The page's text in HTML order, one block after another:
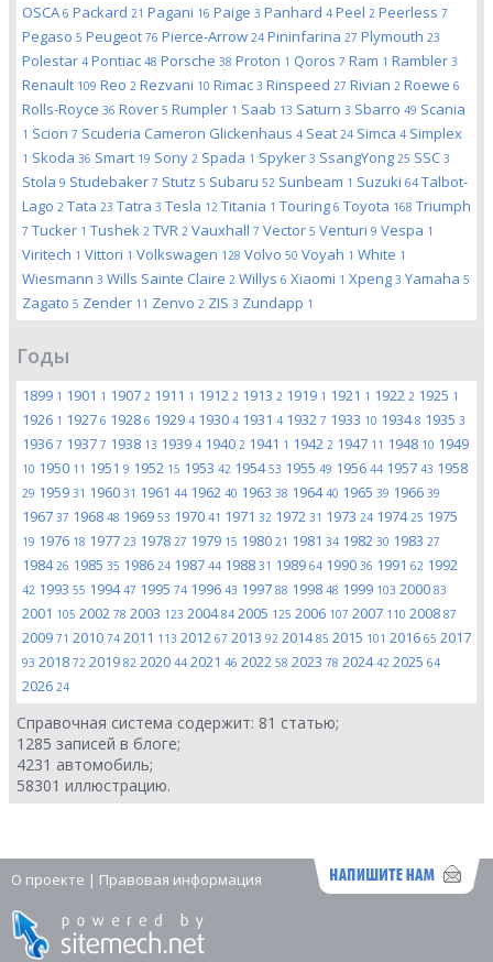
OSCA 6 Packard 21 Pagani 16 Paige 3 Panhard 4 Peel 2 Peerless 7
Pegaso 5 Peugeot 76 Pierce-Arrow 24 Pininfarina 27 Plymouth 23
Polestar 4 Pontiac 48 Porsche 38 Proton 1 Qoros 7 Ram 1 Rambler 3
Renault 109 Reo 2 Rezvani 10 Rimac 3 Rinspeed 27 Rivian 2 Roewe 6
Rolls-Royce 36 Rover 5 Rumpler 1 Saab 13 Saturn 3 Sbarro 49 Scania
1 Scion 7 Scuderia Cameron Glickenhaus 4 Seat 24 Simca 4 Simplex
1 Skoda 36 Smart 19 Sony 2 Spada 1 Spyker 3 SsangYong 25 SSC 3
Stola 9 Studebaker 7 Stutz 5 Subaru 52 Sunbeam 1 Suzuki 64 Talbot-
Lago 2 Tata 23 Tatra 3 Tesla 12 Titania 1 Touring 6 Toyota 168 Triumph
7 Tucker 1 Tushek 2 TVR 2 Vauxhall 7 Vector 5 Venturi 9 Vespa 1
Viritech 1 Vittori 1 Volkswagen 128 Volvo 50 Voyah 1 White 1
Wiesmann 3 Wills Sainte Claire 2 Willys 6 Xiaomi 1 Xpeng 3 Yamaha 5
Zagato 5 Zender 11 Zenvo 2 ZIS 3 Zundapp 1
Годы
1899 1 1901 1 1907 2 1911 1 1912 2 1913 2 1919 1 1921 1 1922 2 1925 1
1926 1 1927 6 1928 6 1929 4 1930 4 1931 4 1932 7 1933 10 19348 1935 3
1936 7 1937 7 1938 13 1939 4 1940 2 1941 1 1942 2 1947 11 1948 10 1949
10 1950 11 1951 9 1952 15 1953 42 195453 1955 49 1956 44 1957 43 1958
29 1959 31 1960 31 1961 44 1962 40 1963 38 196440 1965 39 1966 39
1967 37 1968 48 1969 53 1970 41 1971 32 1972 31 1973 24 197425 1975
19 1976 18 1977 23 1978 27 1979 15 1980 21 1981 34 1982 30 1983 27
198426 1985 35 1986 24 1987 44 1988 31 1989 64 1990 36 1991 62 1992
42 1993 55 199447 1995 74 1996 43 1997 88 1998 48 1999 103 2000 83
2001 105 2002 78 2003 123 200484 2005 125 2006 107 2007 110 2008 87
2009 71 2010 74 2011 113 2012 67 2013 92 201485 2015 101 2016 65 2017
93 2018 72 2019 82 2020 44 2021 46 2022 58 2023 78 202442 2025 64
2026 24
Справочная система содержит: 81 статью;
1285 записей в блоге;
4231 автомобиль;
58301 иллюстрацию.
О проекте | Правовая информация